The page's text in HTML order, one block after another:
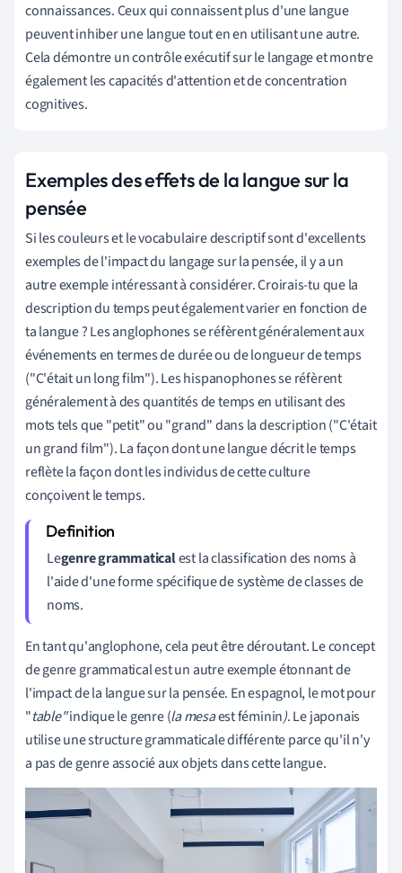
connaissances. Ceux qui connaissent plus d'une langue
peuvent inhiber une langue tout en en utilisant une autre.
Cela démontre un contrôle exécutif sur le langage et montre
également les capacités d'attention et de concentration
cognitives.
Exemples des effets de la langue sur la
pensée
Si les couleurs et le vocabulaire descriptif sont d'excellents
exemples de l'impact du langage sur la pensée, il y a un
autre exemple intéressant à considérer. Croirais-tu que la
description du temps peut également varier en fonction de
ta langue ? Les anglophones se réfèrent généralement aux
événements en termes de durée ou de longueur de temps
("C'était un long film"). Les hispanophones se réfèrent
généralement à des quantités de temps en utilisant des
mots tels que "petit" ou "grand" dans la description ("C'était
un grand film"). La façon dont une langue décrit le temps
reflète la façon dont les individus de cette culture
conçoivent le temps.
Legenre grammaticalest laclassification des noms à
l'aide d'uneforme spécifique de système de classes de
noms.
En tant qu'anglophone, cela peut être déroutant. Le concept
de genre grammatical est un autre exemple étonnant de
l'impact de la langue sur la pensée. En espagnol, le mot pour
"table"indique le genre (la mesaest féminin). Le japonais
utilise une structure grammaticale différente parce qu'il n'y
a pas de genre associé aux objets dans cette langue.